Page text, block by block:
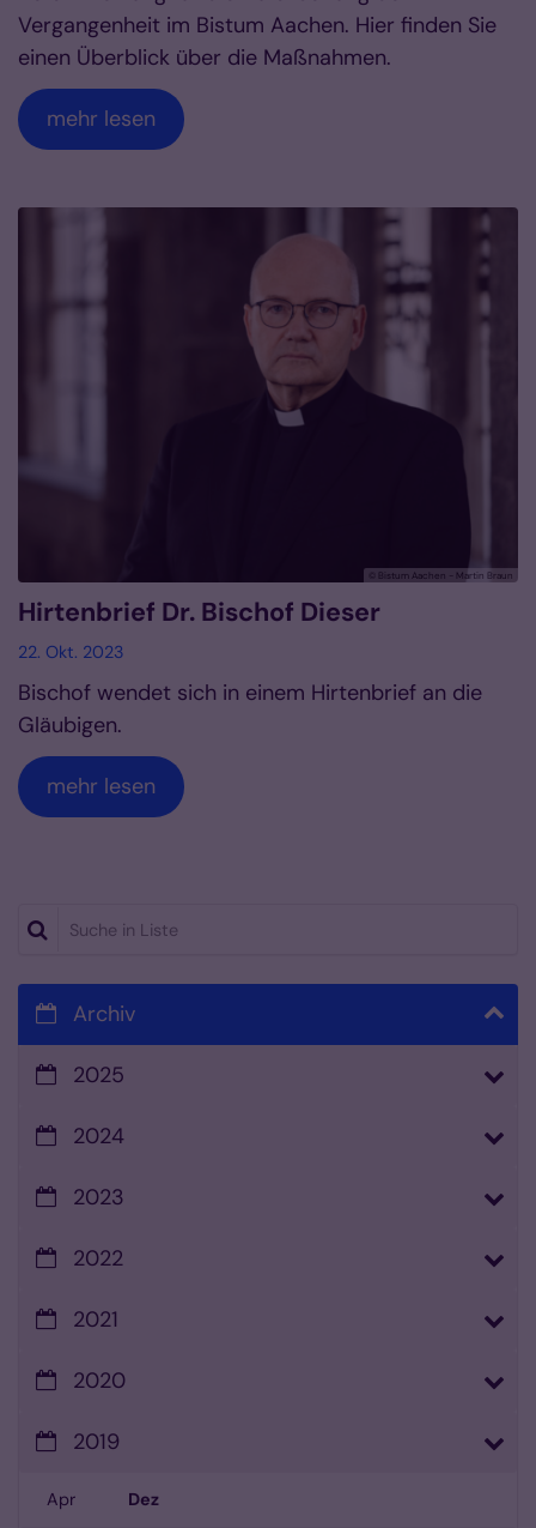
Vergangenheit im Bistum Aachen. Hier finden Sie
einen Überblick über die Maßnahmen.
mehr lesen
© Bistum Aachen - Martin Braun
Hirtenbrief Dr. Bischof Dieser
22. Okt. 2023
Bischof wendet sich in einem Hirtenbrief an die
Gläubigen.
mehr lesen
Suche in Liste
Archiv
2025
2024
2023
2022
2021
2020
2019
Apr Dez